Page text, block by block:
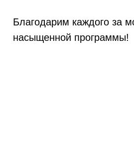
Благодарим каждого за
насыщенной программы!